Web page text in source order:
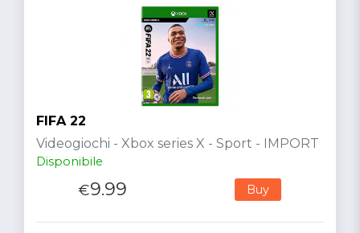
FIFA 22
Videogiochi - Xbox series X - Sport - IMPORT
Disponibile
€9.99 Buy